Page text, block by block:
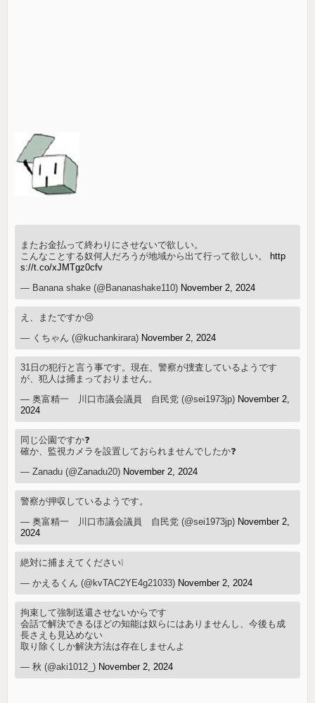
またお金払って終わりにさせないで欲しい。
こんなことする奴何人だろうが地域から出て行って欲しい。 http
s://t.co/xJMTgz0cfv
— Banana shake (@Bananashake110) November 2, 2024
え、またですか😢
— くちゃん (@kuchankirara) November 2, 2024
31日の犯行と言う事です。現在、警察が捜査しているようです
が、犯人は捕まっておりません。
— 奥富精一 川口市議会議員 自民党 (@sei1973jp) November 2,
2024
同じ公園ですか❓
確か、監視カメラを設置しておられませんでしたか❓
— Zanadu (@Zanadu20) November 2, 2024
警察が押収しているようです。
— 奥富精一 川口市議会議員 自民党 (@sei1973jp) November 2,
2024
絶対に捕まえてください❕️
— かえるくん (@kvTAC2YE4g21033) November 2, 2024
拘束して強制送還させないからです
会話で解決できるほどの知能は奴らにはありませんし、今後も成
長さえも見込めない
取り除くしか解決方法は存在しませんよ
— 秋 (@aki1012_) November 2, 2024